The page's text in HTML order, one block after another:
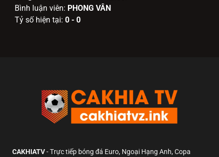
Bình luận viên: PHONG VÂN
Tỷ số hiện tại: 0 - 0
CAKHIATV- Trực tiếp bóng đá Euro, Ngoại Hạng Anh, Copa